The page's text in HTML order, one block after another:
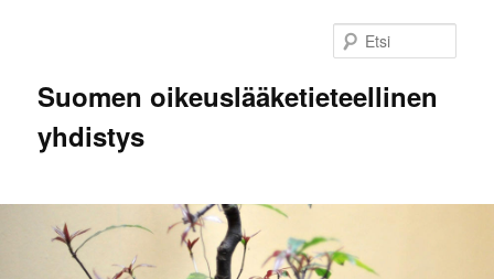
Suomen oikeuslääketieteellinen
yhdistys